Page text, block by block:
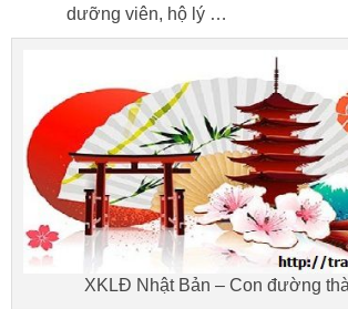
dưỡng viên, hộ lý …
XKLĐ Nhật Bản – Con đường